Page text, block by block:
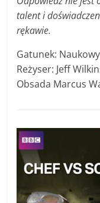
talent i
rękawie.
Gatunek:
Reżyser: Jeff
Obsada Marcus